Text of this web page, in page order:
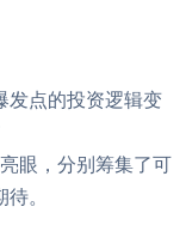
发点的投资逻辑变
眼，分别筹集了可
。